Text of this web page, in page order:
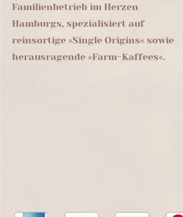
Familienbetrieb im Herzen
Hamburgs, spezialisiert auf
reinsortige »Single Origins« sowie
herausragende »Farm-Kaffees«.